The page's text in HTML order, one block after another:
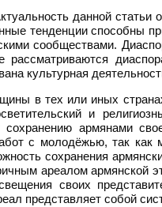
данной статьи
тенденции способны
сообществами.
рассматриваются
культурная
в тех или иных
и
сохранению армянами
с молодёжью, так как
сохранения
ареалом армянской
своих
представляет собой